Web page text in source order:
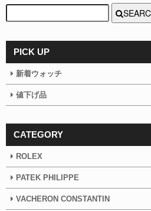
PICK UP
新着ウォッチ
値下げ品
CATEGORY
ROLEX
PATEK PHILIPPE
VACHERON CONSTANTIN